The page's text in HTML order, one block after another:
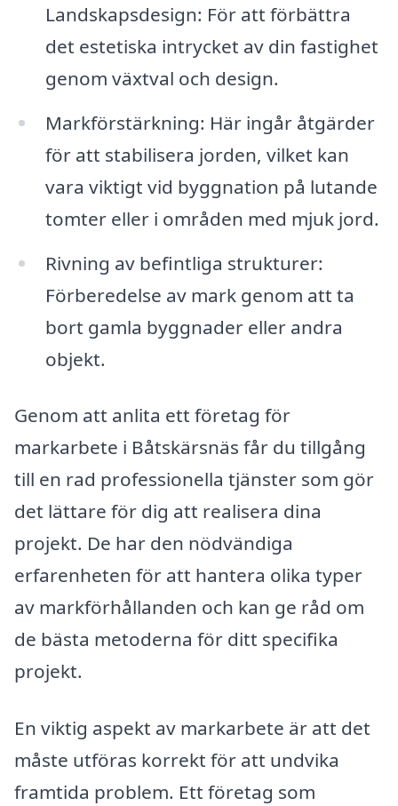
Landskapsdesign: För att förbättra
det estetiska intrycket av din fastighet
genom växtval och design.
Markförstärkning: Här ingår åtgärder
för att stabilisera jorden, vilket kan
vara viktigt vid byggnation på lutande
tomter eller i områden med mjuk jord.
Rivning av befintliga strukturer:
Förberedelse av mark genom att ta
bort gamla byggnader eller andra
objekt.
Genom att anlita ett företag för
markarbete i Båtskärsnäs får du tillgång
till en rad professionella tjänster som gör
det lättare för dig att realisera dina
projekt. De har den nödvändiga
erfarenheten för att hantera olika typer
av markförhållanden och kan ge råd om
de bästa metoderna för ditt specifika
projekt.
En viktig aspekt av markarbete är att det
måste utföras korrekt för att undvika
framtida problem. Ett företag som